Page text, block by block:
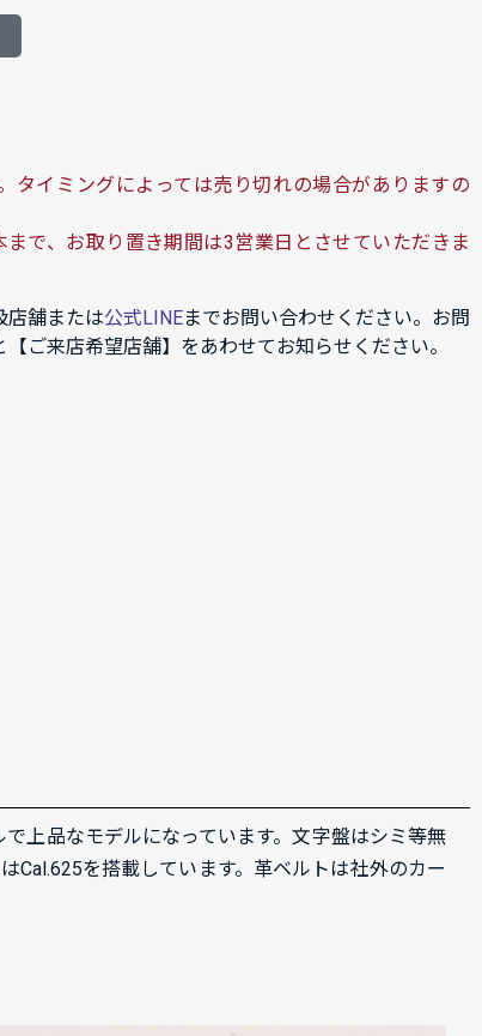
タイミングによっては売り切れの場合がありますの
で、お取り置き期間は3営業日とさせていただきま
店舗または公式LINEまでお問い合わせください。お問
ご来店希望店舗】をあわせてお知らせください。
上品なモデルになっています。文字盤はシミ等無
Cal.625を搭載しています。革ベルトは社外のカー